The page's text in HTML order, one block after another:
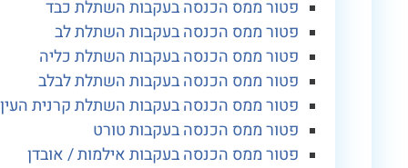
פטור ממס הכנסה בעקבות השתלת כבד
פטור ממס הכנסה בעקבות השתלת לב
פטור ממס הכנסה בעקבות השתלת כליה
פטור ממס הכנסה בעקבות השתלת לבלב
פטור ממס הכנסה בעקבות השתלת קרנית העין
פטור ממס הכנסה בעקבות טורט
פטור ממס הכנסה בעקבות אילמות / אובדן